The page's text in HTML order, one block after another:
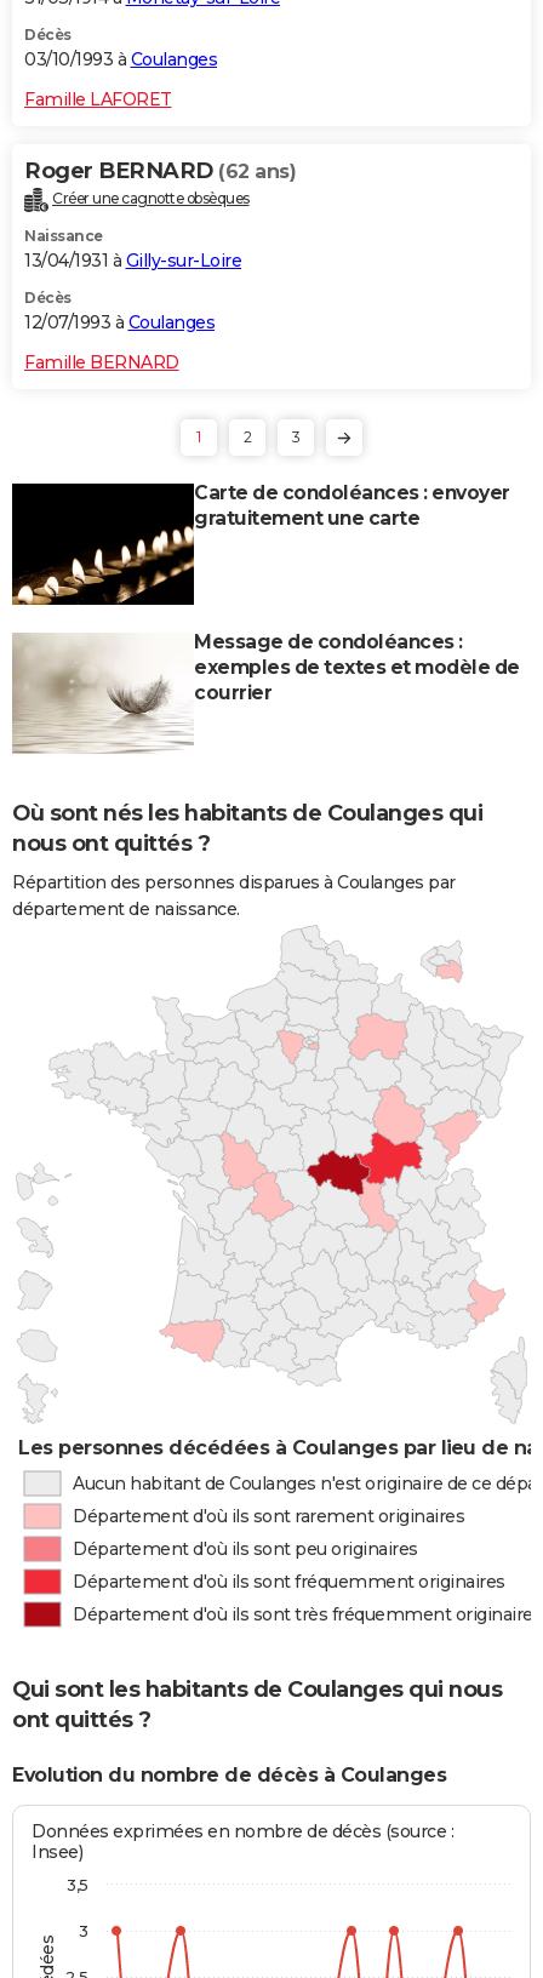
Décès
03/10/1993 à Coulanges
Famille LAFORET
Roger BERNARD (62 ans)
Créer une cagnotte obsèques
Naissance
13/04/1931 à Gilly-sur-Loire
Décès
12/07/1993 à Coulanges
Famille BERNARD
1 2 3
Carte de condoléances : envoyer
gratuitement une carte
Message de condoléances :
exemples de textes et modèle de
courrier
Où sont nés les habitants de Coulanges qui
nous ont quittés ?
Répartition des personnes disparues à Coulanges par
département de naissance.
Les personnes décédées à Coulanges par lieu de
Aucun habitant de Coulanges n'est originaire de ce
Département d'où ils sont rarement originaires
Département d'où ils sont peu originaires
Département d'où ils sont fréquemment originaires
Département d'où ils sont très fréquemment originaires
Qui sont les habitants de Coulanges qui nous
ont quittés ?
Evolution du nombre de décès à Coulanges
Données exprimées en nombre de décès (source :
Insee)
3
3,5